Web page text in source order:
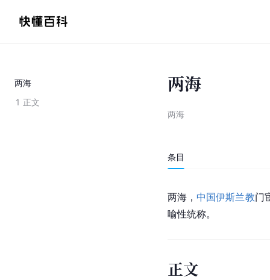
两海
1 正文
两海
两海
条目
两海，中国伊斯兰教门
喻性统称。
正文